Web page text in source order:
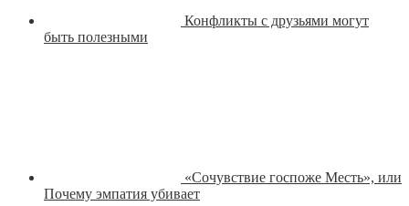
Конфликты с друзьями могут
быть полезными
«Сочувствие госпоже Месть», или
Почему эмпатия убивает